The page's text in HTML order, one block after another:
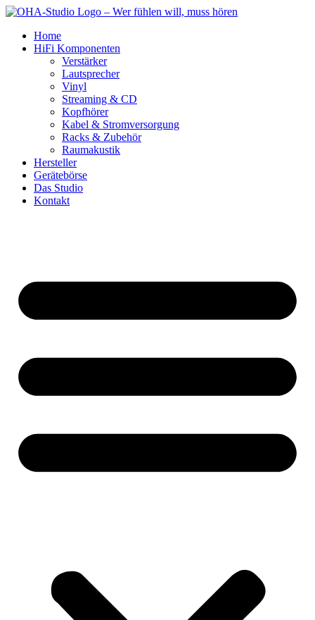
Skip
contentHome
HiFi Komponenten
Verstärker
Lautsprecher
Vinyl
Streaming & CD
Kopfhörer
Kabel & Stromversorgung
Racks & Zubehör
Raumakustik
Hersteller
Gerätebörse
Das Studio
Kontakt